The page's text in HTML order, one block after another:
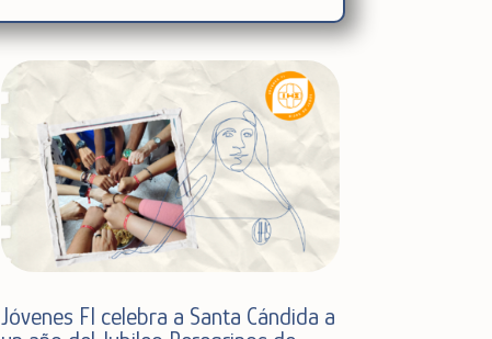
Jóvenes FI celebra a Santa Cándida a